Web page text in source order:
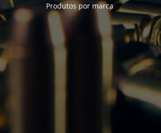
Produtos por marca